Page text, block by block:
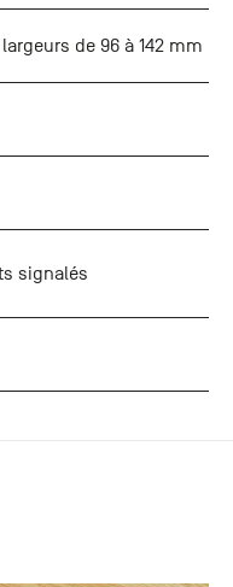
de 96 à 142 mm
signalés